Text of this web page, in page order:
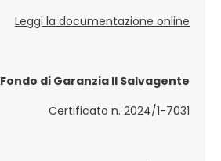
Leggi la documentazione online
Fondo di Garanzia Il Salvagente
Certificato n. 2024/1-7031